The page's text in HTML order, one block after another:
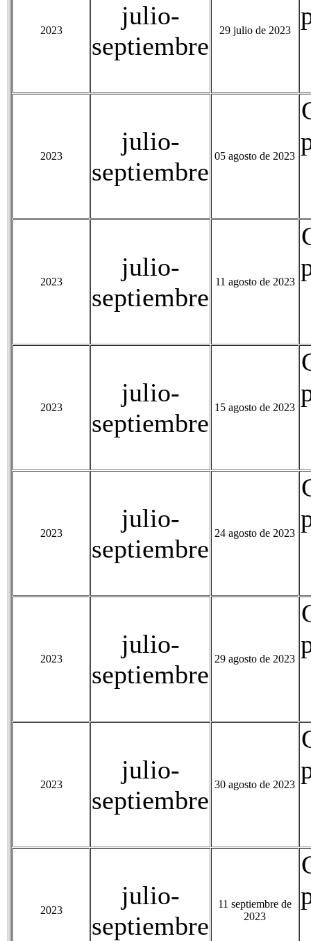
2023
julio-
septiembre
29 julio de 2023
2023
julio-
septiembre
05 agosto de 2023
2023
julio-
septiembre
11 agosto de 2023
2023
julio-
septiembre
15 agosto de 2023
2023
julio-
septiembre
24 agosto de 2023
2023
julio-
septiembre
29 agosto de 2023
2023
julio-
septiembre
30 agosto de 2023
2023
julio-
septiembre
11 septiembre de
2023